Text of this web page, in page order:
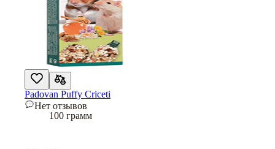
Padovan Puffy Criceti
Нет отзывов
100 грамм